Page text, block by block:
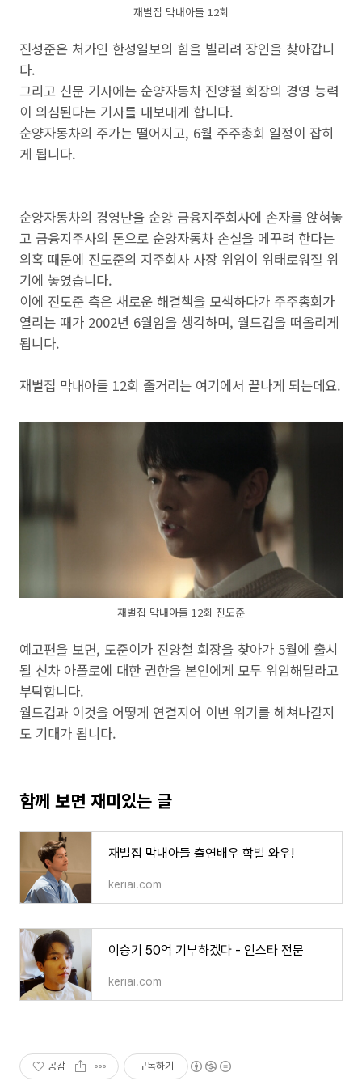
재벌집 막내아들 12회
진성준은 처가인 한성일보의 힘을 빌리려 장인을 찾아갑니
다.
그리고 신문 기사에는 순양자동차 진양철 회장의 경영 능력
이 의심된다는 기사를 내보내게 합니다.
순양자동차의 주가는 떨어지고, 6월 주주총회 일정이 잡히
게 됩니다.
순양자동차의 경영난을 순양 금융지주회사에 손자를 앉혀놓
고 금융지주사의 돈으로 순양자동차 손실을 메꾸려 한다는
의혹 때문에 진도준의 지주회사 사장 위임이 위태로워질 위
기에 놓였습니다.
이에 진도준 측은 새로운 해결책을 모색하다가 주주총회가
열리는 때가 2002년 6월임을 생각하며, 월드컵을 떠올리게
됩니다.
재벌집 막내아들 12회 줄거리는 여기에서 끝나게 되는데요.
재벌집 막내아들 12회 진도준
예고편을 보면, 도준이가 진양철 회장을 찾아가 5월에 출시
될 신차 아폴로에 대한 권한을 본인에게 모두 위임해달라고
부탁합니다.
월드컵과 이것을 어떻게 연결지어 이번 위기를 헤쳐나갈지
도 기대가 됩니다.
함께 보면 재미있는 글
재벌집 막내아들 출연배우 학벌 와우!
keriai.com
이승기 50억 기부하겠다 - 인스타 전문
keriai.com
공감 구독하기